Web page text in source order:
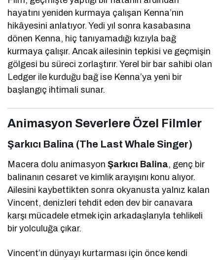
hayatını yeniden kurmaya çalışan Kenna’nın
hikâyesini anlatıyor. Yedi yıl sonra kasabasına
dönen Kenna, hiç tanıyamadığı kızıyla bağ
kurmaya çalışır. Ancak ailesinin tepkisi ve geçmişin
gölgesi bu süreci zorlaştırır. Yerel bir bar sahibi olan
Ledger ile kurduğu bağ ise Kenna’ya yeni bir
başlangıç ihtimali sunar.
Animasyon Severlere Özel Filmler
Şarkıcı Balina (The Last Whale Singer)
Macera dolu animasyonŞarkıcı Balina, genç bir
balinanın cesaret ve kimlik arayışını konu alıyor.
Ailesini kaybettikten sonra okyanusta yalnız kalan
Vincent, denizleri tehdit eden dev bir canavara
karşı mücadele etmek için arkadaşlarıyla tehlikeli
bir yolculuğa çıkar.
Vincent’ın dünyayı kurtarması için önce kendi